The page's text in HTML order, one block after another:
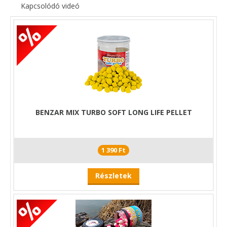
A variációs lehetőségek tárháza tehát végtelen! Ezek a csalik
erejével hatva csapják be a rafinált vagy éppen horgot még
nem látott pontyokat. Tésztájuk megegyezik a már oly sokat
bizonyított Concourse Waftersekével, így kellemes ízű,
étvágyfokozóval turbózott, oldódó struktúra jellemzi a
Concourse Twister csalikat is.
Válaszd ki a számodra legszimpatikusabb ízt és vesd be
Nagy büszkeség számunkra, hogy a 2022-es Efttex horgász
a termékünk, a Feeder horogcsali kategóriában!
Kapcsolódó videó
BENZAR MIX TURBO SOFT LONG LIFE PELLET
1 390 Ft
Részletek